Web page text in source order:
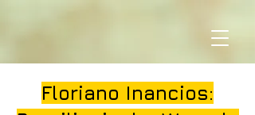
Floriano Inancios: